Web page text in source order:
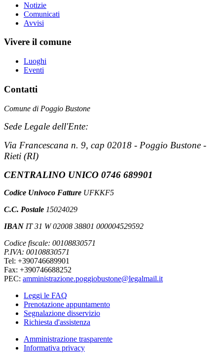
Notizie
Comunicati
Avvisi
Vivere il comune
Luoghi
Eventi
Contatti
Comune di Poggio Bustone
Sede Legale dell'Ente:
Via Francescana n. 9, cap 02018 - Poggio Bustone -
Rieti (RI)
CENTRALINO UNICO 0746 689901
Codice Univoco Fatture UFKKF5
C.C. Postale 15024029
IBAN IT 31 W 02008 38801 000004529592
Codice fiscale: 00108830571
P.IVA: 00108830571
Tel: +390746689901
Fax: +390746688252
PEC: amministrazione.poggiobustone@legalmail.it
Leggi le FAQ
Prenotazione appuntamento
Segnalazione disservizio
Richiesta d'assistenza
Amministrazione trasparente
Informativa privacy